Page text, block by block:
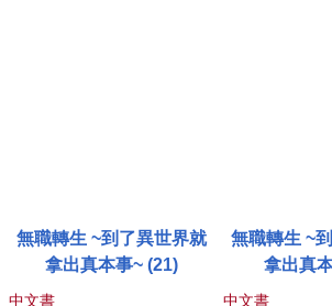
無職轉生 ~到了異世界就
拿出真本事~ (21)
中文書
無職轉生 ~
拿出真
中文書